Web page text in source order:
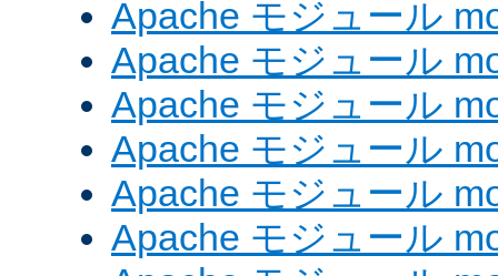
Apache モジュール
Apache モジュール
Apache モジュール
Apache モジュール
Apache モジュール
Apache モジュール